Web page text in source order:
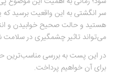
سر انگشتی به این واقعیت برسید
هستید و حالت صحیح خوابیدن و
می‌تواند تاثیر چشمگیری در سلامت
در این پست به بررسی
برای آن خواهیم پرداخت.